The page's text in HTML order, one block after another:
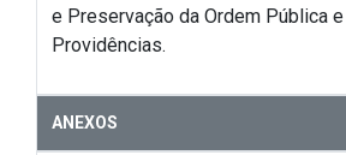
e Preservação da Ordem Pública
Providências.
ANEXOS